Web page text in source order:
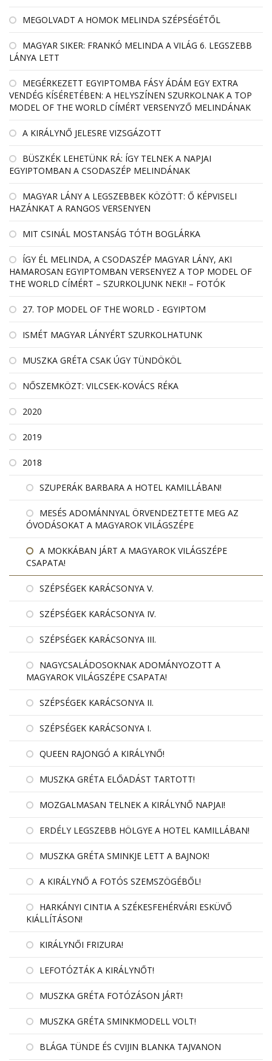
MEGOLVADT A HOMOK MELINDA SZÉPSÉGÉTŐL
MAGYAR SIKER: FRANKÓ MELINDA A VILÁG 6. LEGSZEBB
LÁNYA LETT
MEGÉRKEZETT EGYIPTOMBA FÁSY ÁDÁM EGY EXTRA
VENDÉG KÍSÉRETÉBEN: A HELYSZÍNEN SZURKOLNAK A TOP
MODEL OF THE WORLD CÍMÉRT VERSENYZŐ MELINDÁNAK
A KIRÁLYNŐ JELESRE VIZSGÁZOTT
BÜSZKÉK LEHETÜNK RÁ: ÍGY TELNEK A NAPJAI
EGYIPTOMBAN A CSODASZÉP MELINDÁNAK
MAGYAR LÁNY A LEGSZEBBEK KÖZÖTT: Ő KÉPVISELI
HAZÁNKAT A RANGOS VERSENYEN
MIT CSINÁL MOSTANSÁG TÓTH BOGLÁRKA
ÍGY ÉL MELINDA, A CSODASZÉP MAGYAR LÁNY, AKI
HAMAROSAN EGYIPTOMBAN VERSENYEZ A TOP MODEL OF
THE WORLD CÍMÉRT – SZURKOLJUNK NEKI! – FOTÓK
27. TOP MODEL OF THE WORLD - EGYIPTOM
ISMÉT MAGYAR LÁNYÉRT SZURKOLHATUNK
MUSZKA GRÉTA CSAK ÚGY TÜNDÖKÖL
NŐSZEMKÖZT: VILCSEK-KOVÁCS RÉKA
2020
2019
2018
SZUPERÁK BARBARA A HOTEL KAMILLÁBAN!
MESÉS ADOMÁNNYAL ÖRVENDEZTETTE MEG AZ
ÓVODÁSOKAT A MAGYAROK VILÁGSZÉPE
A MOKKÁBAN JÁRT A MAGYAROK VILÁGSZÉPE
CSAPATA!
SZÉPSÉGEK KARÁCSONYA V.
SZÉPSÉGEK KARÁCSONYA IV.
SZÉPSÉGEK KARÁCSONYA III.
NAGYCSALÁDOSOKNAK ADOMÁNYOZOTT A
MAGYAROK VILÁGSZÉPE CSAPATA!
SZÉPSÉGEK KARÁCSONYA II.
SZÉPSÉGEK KARÁCSONYA I.
QUEEN RAJONGÓ A KIRÁLYNŐ!
MUSZKA GRÉTA ELŐADÁST TARTOTT!
MOZGALMASAN TELNEK A KIRÁLYNŐ NAPJAI!
ERDÉLY LEGSZEBB HÖLGYE A HOTEL KAMILLÁBAN!
MUSZKA GRÉTA SMINKJE LETT A BAJNOK!
A KIRÁLYNŐ A FOTÓS SZEMSZÖGÉBŐL!
HARKÁNYI CINTIA A SZÉKESFEHÉRVÁRI ESKÜVŐ
KIÁLLÍTÁSON!
KIRÁLYNŐI FRIZURA!
LEFOTÓZTÁK A KIRÁLYNŐT!
MUSZKA GRÉTA FOTÓZÁSON JÁRT!
MUSZKA GRÉTA SMINKMODELL VOLT!
BLÁGA TÜNDE ÉS CVIJIN BLANKA TAJVANON